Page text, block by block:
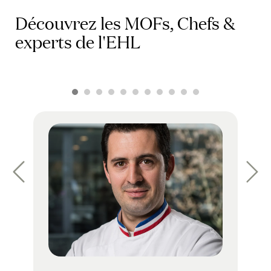
Découvrez les MOFs, Chefs &
experts de l'EHL